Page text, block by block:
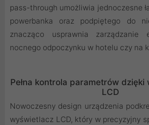
pass-through umożliwia jednoczesne
powerbanka oraz podpiętego do
znacząco usprawnia zarządzanie
nocnego odpoczynku w hotelu czy na
Pełna kontrola parametrów
LCD
Nowoczesny design urządzenia
wyświetlacz LCD, który w precyzyjny